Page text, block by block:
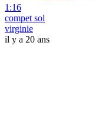
1:16
compet sol
virginie
il y a 20 ans